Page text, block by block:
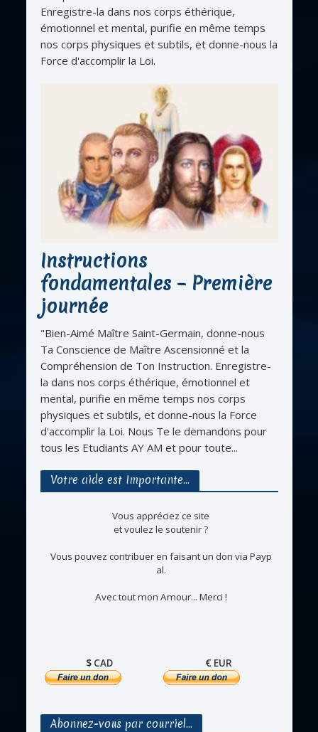
Enregistre-la dans nos corps éthérique,
émotionnel et mental, purifie en même temps
nos corps physiques et subtils, et donne-nous la
Force d'accomplir la Loi.
Instructions
fondamentales – Première
journée
"Bien-Aimé Maître Saint-Germain, donne-nous
Ta Conscience de Maître Ascensionné et la
Compréhension de Ton Instruction. Enregistre-
la dans nos corps éthérique, émotionnel et
mental, purifie en même temps nos corps
physiques et subtils, et donne-nous la Force
d'accomplir la Loi. Nous Te le demandons pour
tous les Etudiants AY AM et pour toute...
Votre aide est Importante…
Vous appréciez ce site
et voulez le soutenir ?
Vous pouvez contribuer en faisant un don via Payp
al.
Avec tout mon Amour... Merci !
$ CAD € EUR
Abonnez-vous par courriel…